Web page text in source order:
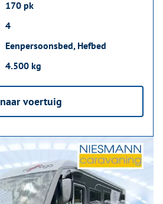
170 pk
4
Eenpersoonsbed, Hefbed
4.500 kg
naar voertuig